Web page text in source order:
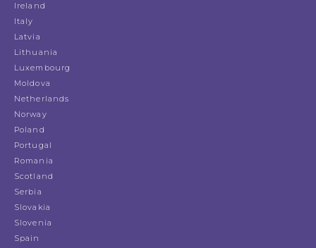
Ireland
Italy
Latvia
Lithuania
Luxembourg
Moldova
Netherlands
Norway
Poland
Portugal
Romania
Scotland
Serbia
Slovakia
Slovenia
Spain